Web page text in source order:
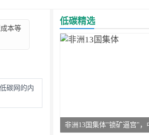
本等
碳网的内
低碳精选